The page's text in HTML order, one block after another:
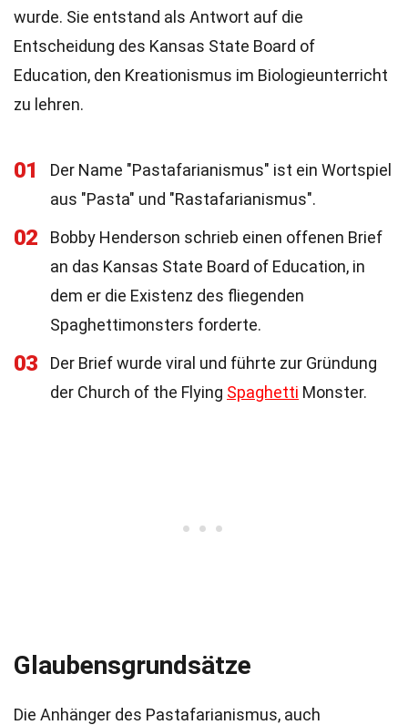
wurde. Sie entstand als Antwort auf die
Entscheidung des Kansas State Board of
Education, den Kreationismus im Biologieunterricht
zu lehren.
01
Der Name "Pastafarianismus" ist ein Wortspiel
aus "Pasta" und "Rastafarianismus".
02
Bobby Henderson schrieb einen offenen Brief
an das Kansas State Board of Education, in
dem er die Existenz des fliegenden
Spaghettimonsters forderte.
03
Der Brief wurde viral und führte zur Gründung
der Church of the Flying Spaghetti Monster.
Glaubensgrundsätze
Die Anhänger des Pastafarianismus, auch